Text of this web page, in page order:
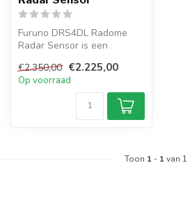
Furuno DRS4DL Radome
Radar Sensor is een
radarantenne voor ...
€2.350,00 €2.225,00
Op voorraad
Toon 1 - 1van 1